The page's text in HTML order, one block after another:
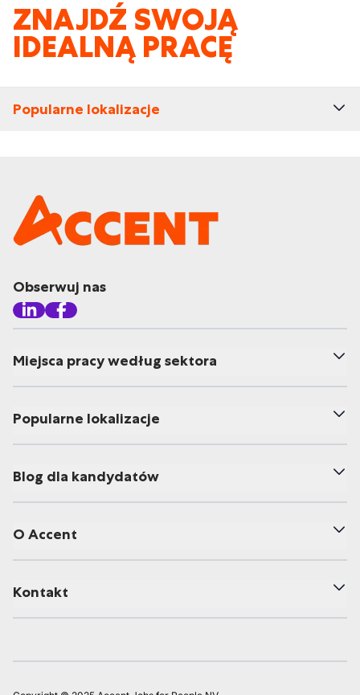
ZNAJDŹ SWOJĄ
IDEALNĄ PRACĘ
Popularne lokalizacje
Obserwuj nas
Miejsca pracy według sektora
Popularne lokalizacje
Blog dla kandydatów
O Accent
Kontakt